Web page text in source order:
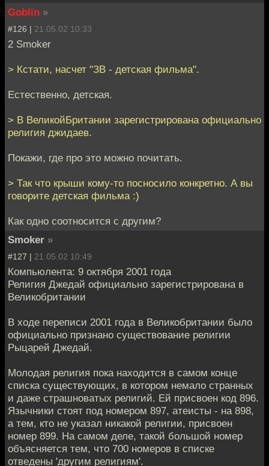
Goblin »
#126 | 21.05.02 10:33
2 Smoker
> Кстати, насчет "ЗВ - детская фильма".
Естественно, детская.
> В ВеликойБритании зарегистрирована официально
религия джидаев.
Покажи, где про это можно почитать.
> Так что крыши кому-то посносило конкретно. А вы
говорите детская фильма :)
Как одно соотносится с другим?
Smoker »
#127 | 21.05.02 10:49
Компьюлента: 9 октября 2001 года
Религия Джедай официально зарегистрирована в
Великобритании
В ходе переписи 2001 года в Великобритании было
официально признано существование религии
Рыцарей Джедай.
Молодая религия пока находится в самом конце
списка существующих, в котором немало странных
и даже страшноватых религий. Ей присвоен код 896.
Язычники стоят под номером 897, атеисты - на 898,
а тем, кто не указал никакой религии, присвоен
номер 899. На самом деле, такой большой номер
объясняется тем, что 700 номеров в списке
отведены 'другим религиям'.